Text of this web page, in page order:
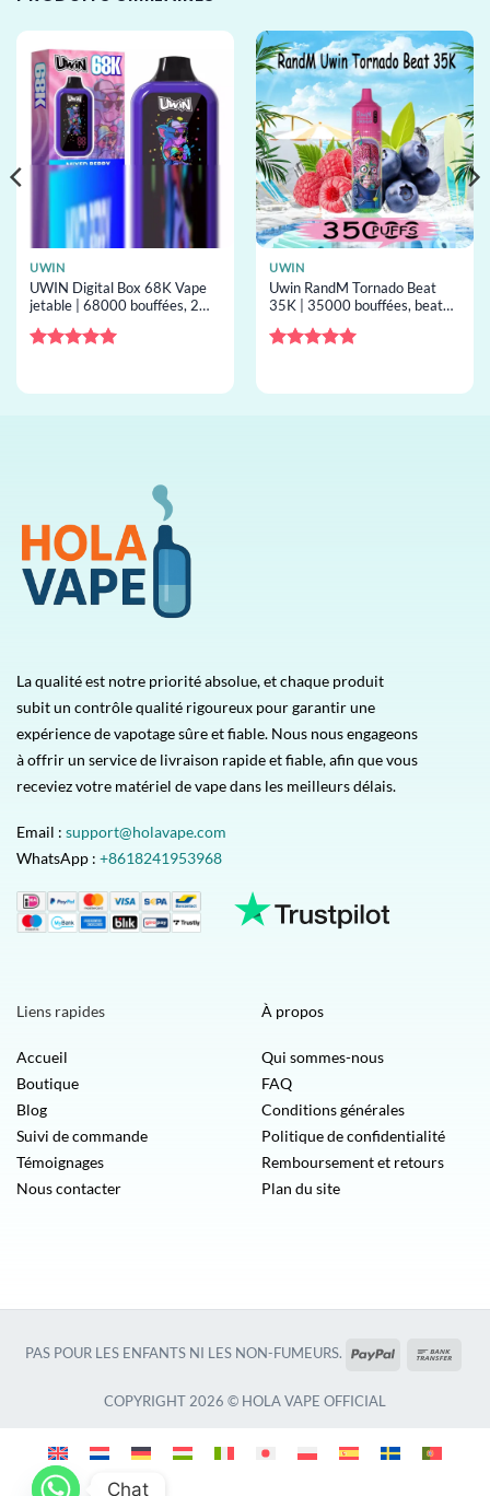
UWIN
UWIN Digital Box 68K Vape
jetable | 68000 bouffées, 2
en gros
UWIN
Uwin RandM Tornado Beat
35K | 35000 bouffées, beat
jetable en gros
La qualité est notre priorité absolue, et chaque produit
subit un contrôle qualité rigoureux pour garantir une
expérience de vapotage sûre et fiable. Nous nous engageons
à offrir un service de livraison rapide et fiable, afin que vous
receviez votre matériel de vape dans les meilleurs délais.
Email : support@holavape.com
WhatsApp : +8618241953968
Liens rapides
Accueil
Boutique
Blog
Suivi de commande
Témoignages
Nous contacter
À propos
Qui sommes-nous
FAQ
Conditions générales
Politique de confidentialité
Remboursement et retours
Plan du site
PAS POUR LES ENFANTS NI LES NON-FUMEURS. PayPal
COPYRIGHT 2026 © HOLA VAPE OFFICIAL
Chat